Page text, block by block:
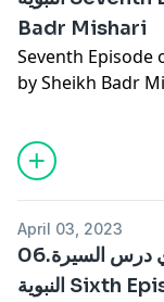
Badr Mishari
Seventh Episode
by Sheikh Badr
April 03, 2023
06.الحلقة السادسة الشيخ بدر المشاري درس السيرة
النبوية Sixth Episode of the Seerah - Sheikh